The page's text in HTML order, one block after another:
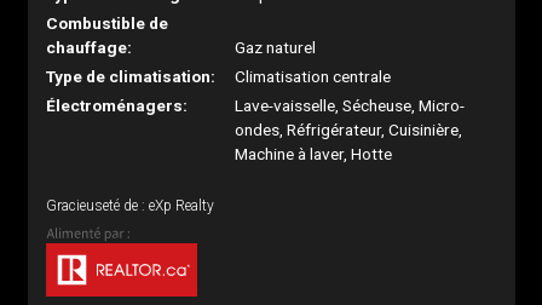
Combustible de
chauffage:
Gaz naturel
Type de climatisation:
Climatisation centrale
Électroménagers:
Lave-vaisselle, Sécheuse, Micro-
ondes, Réfrigérateur, Cuisinière,
Machine à laver, Hotte
Gracieuseté de : eXp Realty